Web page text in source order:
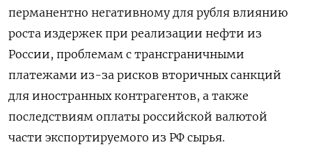
перманентно негативному для рубля влиянию
роста издержек при реализации нефти из
России, проблемам с трансграничными
платежами из-за рисков вторичных санкций
для иностранных контрагентов, а также
последствиям оплаты российской валютой
части экспортируемого из РФ сырья.